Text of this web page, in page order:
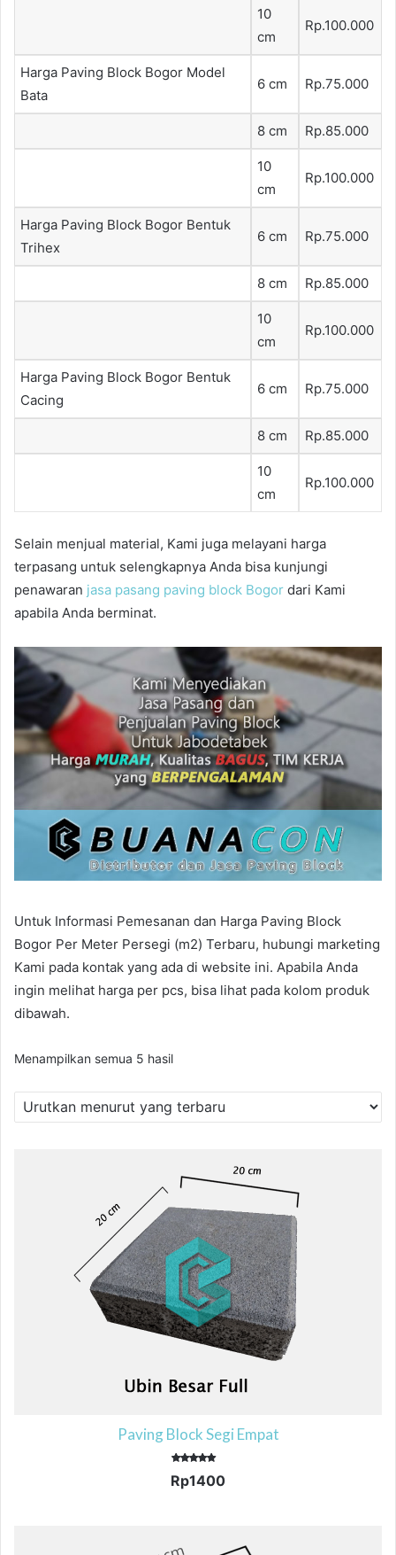
10
cm
Rp.100.000
Harga Paving Block Bogor Model
Bata
6 cm Rp.75.000
8 cm Rp.85.000
10
cm
Rp.100.000
Harga Paving Block Bogor Bentuk
Trihex
6 cm Rp.75.000
8 cm Rp.85.000
10
cm
Rp.100.000
Harga Paving Block Bogor Bentuk
Cacing
6 cm Rp.75.000
8 cm Rp.85.000
10
cm
Rp.100.000
Selain menjual material, Kami juga melayani harga
terpasang untuk selengkapnya Anda bisa kunjungi
penawaran jasa pasang paving block Bogor dari Kami
apabila Anda berminat.
Untuk Informasi Pemesanan dan Harga Paving Block
Bogor Per Meter Persegi (m2) Terbaru, hubungi marketing
Kami pada kontak yang ada di website ini. Apabila Anda
ingin melihat harga per pcs, bisa lihat pada kolom produk
dibawah.
Menampilkan semua 5 hasilDiurutkan
menurut
yang
Paving Block Segi Empat
5.00
Rp1400